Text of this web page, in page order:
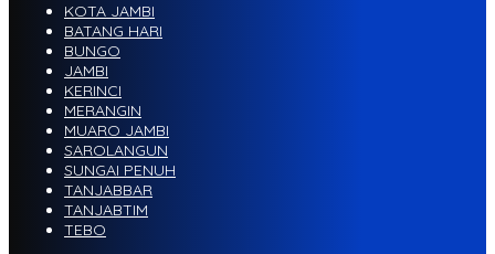
KOTA JAMBI
BATANG HARI
BUNGO
JAMBI
KERINCI
MERANGIN
MUARO JAMBI
SAROLANGUN
SUNGAI PENUH
TANJABBAR
TANJABTIM
TEBO